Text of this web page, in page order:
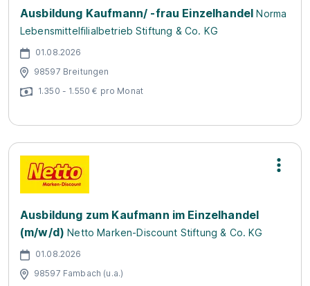
Ausbildung Kaufmann/ -frau Einzelhandel Norma
Lebensmittelfilialbetrieb Stiftung & Co. KG
01.08.2026
98597 Breitungen
1.350 - 1.550 € pro Monat
Ausbildung zum Kaufmann im Einzelhandel
(m/w/d) Netto Marken-Discount Stiftung & Co. KG
01.08.2026
98597 Fambach (u.a.)